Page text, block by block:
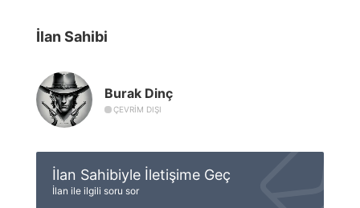
İlan Sahibi
Burak Dinç
ÇEVRIM DIŞI
İlan Sahibiyle İletişime Geç
İlan ile ilgili soru sor